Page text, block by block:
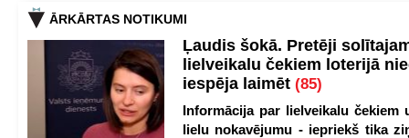
ĀRKĀRTAS NOTIKUMI
Ļaudis šokā. Pretēji
lielveikalu čekiem loterijā
iespēja laimēt (85)
Informācija par lielveikalu čekiem
lielu nokavējumu - iepriekš tika